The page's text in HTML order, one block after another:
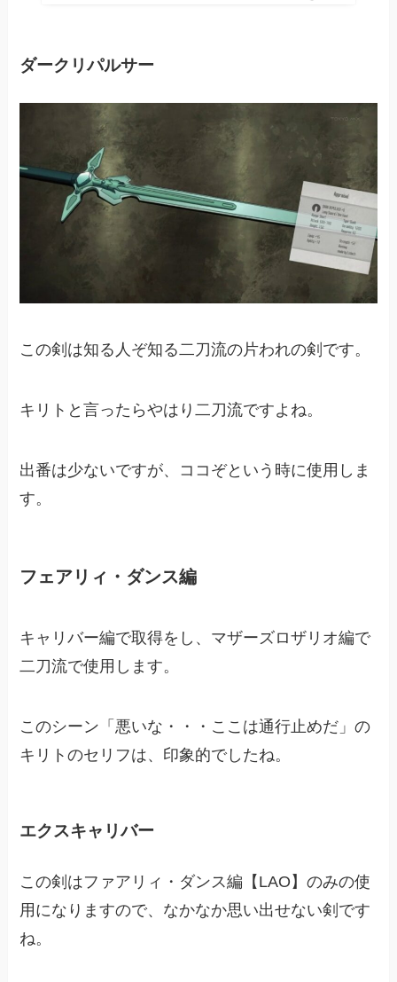
ダークリパルサー
この剣は知る人ぞ知る二刀流の片われの剣です。
キリトと言ったらやはり二刀流ですよね。
出番は少ないですが、ココぞという時に使用しま
す。
フェアリィ・ダンス編
キャリバー編で取得をし、マザーズロザリオ編で
二刀流で使用します。
このシーン「悪いな・・・ここは通行止めだ」の
キリトのセリフは、印象的でしたね。
エクスキャリバー
この剣はファアリィ・ダンス編【LAO】のみの使
用になりますので、なかなか思い出せない剣です
ね。